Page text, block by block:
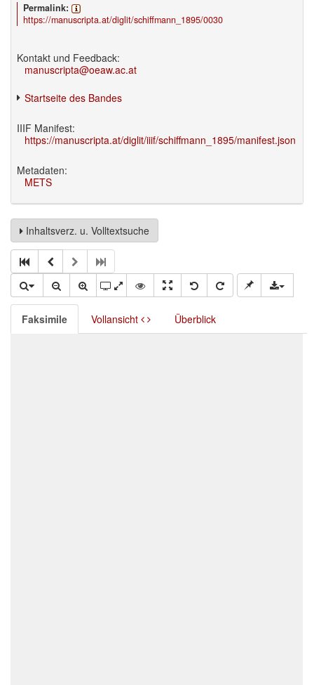
Permalink:
https://manuscripta.at/diglit/schiffmann_1895/0030
Kontakt und Feedback:
manuscripta@oeaw.ac.at
Startseite des Bandes
IIIF Manifest:
https://manuscripta.at/diglit/iiif/schiffmann_1895/manifest.json
Metadaten:
METS
Inhaltsverz. u. Volltextsuche
Faksimile Vollansicht Überblick